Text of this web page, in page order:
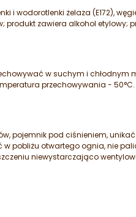
i wodorotlenki żelaza (E172),
zawiera alkohol etylowy;
w suchym i chłodnym
przechowywania - 50°C.
pojemnik pod ciśnieniem,
pobliżu otwartego ognia, nie
niewystarczająco